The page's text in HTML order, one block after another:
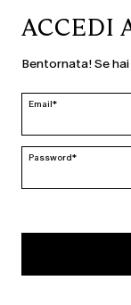
PAESE E
modifica
MARINA
PERSONA
ACCEDI
Bentornata! Se
Email*
Password*